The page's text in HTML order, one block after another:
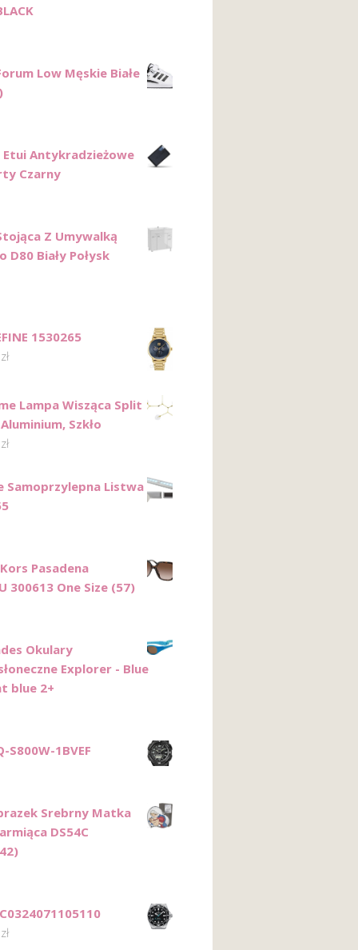
Low Męskie Białe
Etui Antykradzieżowe
Czarny
Z Umywalką
D80 Biały Połysk
1530265
zł
Lampa Wisząca Split
Szkło
zł
Samoprzylepna Listwa
Pasadena
300613 One Size (57)
Okulary
Explorer - Blue
blue 2+
S800W-1BVEF
Srebrny Matka
DS54C
zł